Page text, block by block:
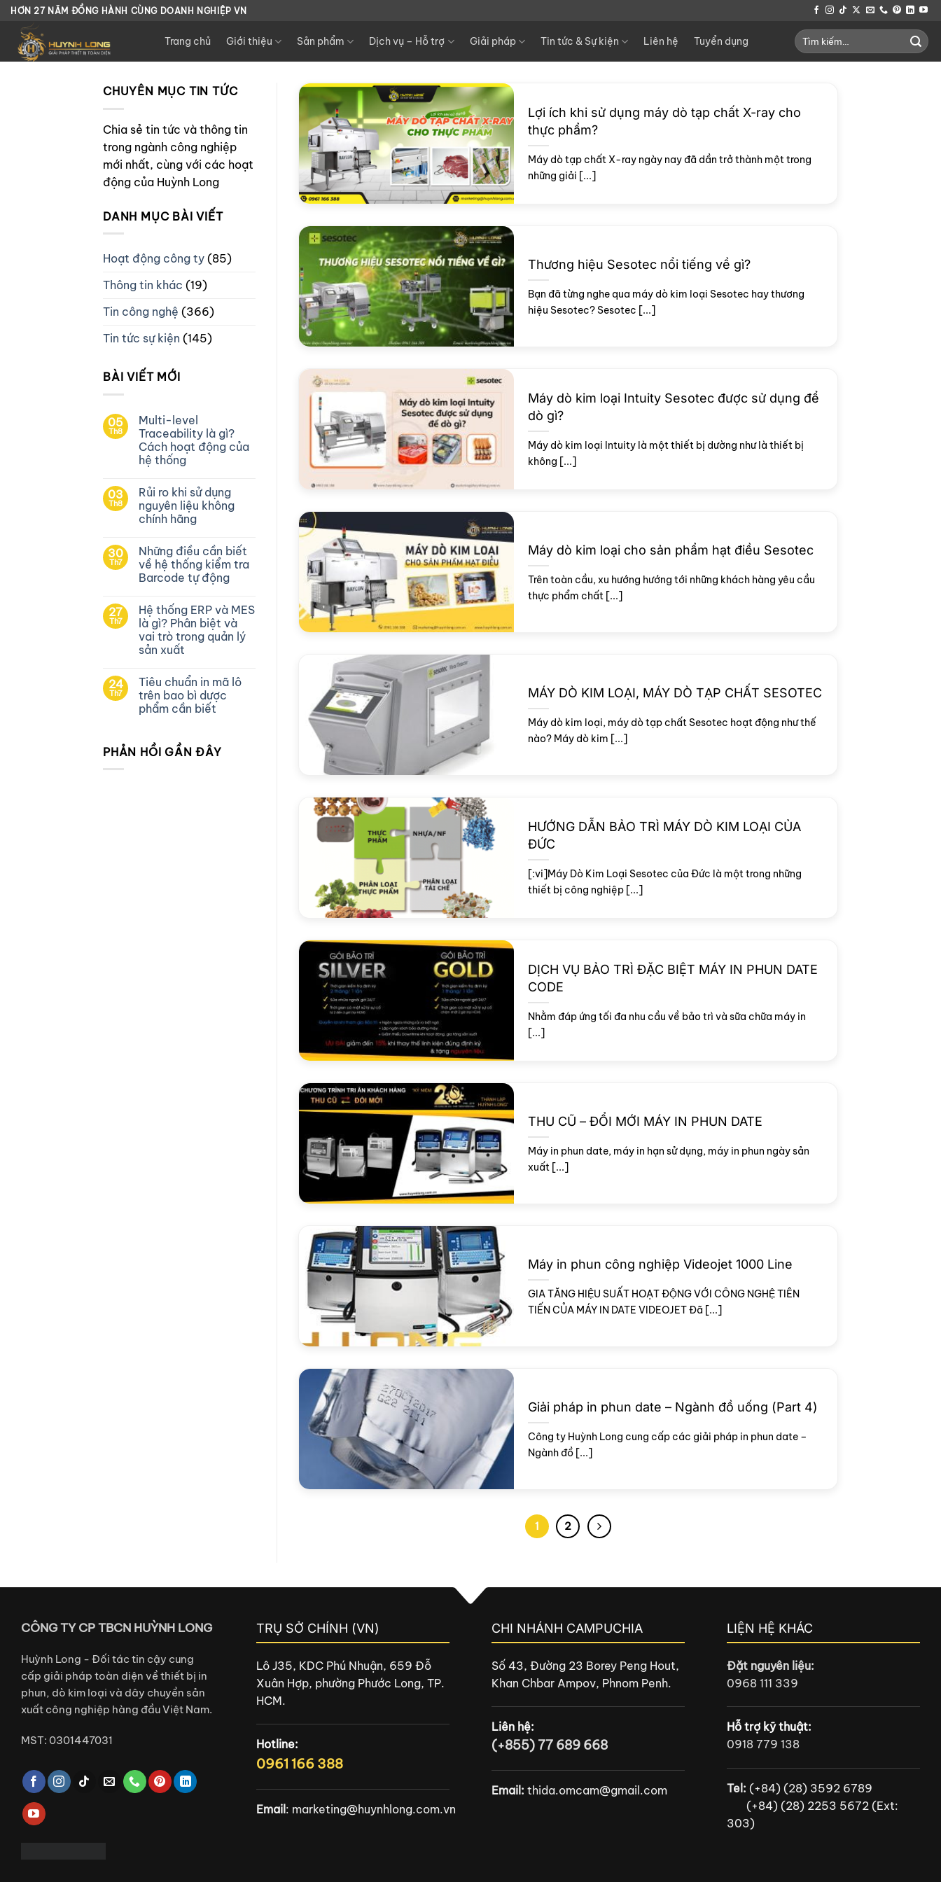
Chuyển
dung
HƠN 27 NĂM ĐỒNG HÀNH CÙNG DOANH NGHIỆP VN
Trang chủ Giới thiệu Sản phẩm Dịch vụ – Hỗ trợ Giải pháp Tin tức & Sự kiện Liên hệ Tuyển dụng
Tìm
kiếm:
CHUYÊN MỤC TIN TỨC
Chia sẻ tin tức và thông tin
trong ngành công nghiệp
mới nhất, cùng với các hoạt
động của Huỳnh Long
DANH MỤC BÀI VIẾT
Hoạt động công ty (85)
Thông tin khác (19)
Tin công nghệ (366)
Tin tức sự kiện (145)
BÀI VIẾT MỚI
05
Th8
Multi-level
Traceability là gì?
Cách hoạt động của
hệ thống
03
Th8
Rủi ro khi sử dụng
nguyên liệu không
chính hãng
30
Th7
Những điều cần biết
về hệ thống kiểm tra
Barcode tự động
27
Th7
Hệ thống ERP và MES
là gì? Phân biệt và
vai trò trong quản lý
sản xuất
24
Th7
Tiêu chuẩn in mã lô
trên bao bì dược
phẩm cần biết
PHẢN HỒI GẦN ĐÂY
Lợi ích khi sử dụng máy dò tạp chất X-ray cho
thực phẩm?
Máy dò tạp chất X-ray ngày nay đã dần trở thành một trong
những giải [...]
Thương hiệu Sesotec nổi tiếng về gì?
Bạn đã từng nghe qua máy dò kim loại Sesotec hay thương
hiệu Sesotec? Sesotec [...]
Máy dò kim loại Intuity Sesotec được sử dụng để
dò gì?
Máy dò kim loại Intuity là một thiết bị dường như là thiết bị
không [...]
Máy dò kim loại cho sản phẩm hạt điều Sesotec
Trên toàn cầu, xu hướng hướng tới những khách hàng yêu cầu
thực phẩm chất [...]
MÁY DÒ KIM LOẠI, MÁY DÒ TẠP CHẤT SESOTEC
Máy dò kim loại, máy dò tạp chất Sesotec hoạt động như thế
nào? Máy dò kim [...]
HƯỚNG DẪN BẢO TRÌ MÁY DÒ KIM LOẠI CỦA
ĐỨC
[:vi]Máy Dò Kim Loại Sesotec của Đức là một trong những
thiết bị công nghiệp [...]
DỊCH VỤ BẢO TRÌ ĐẶC BIỆT MÁY IN PHUN DATE
CODE
Nhằm đáp ứng tối đa nhu cầu về bảo trì và sữa chữa máy in
[...]
THU CŨ – ĐỔI MỚI MÁY IN PHUN DATE
Máy in phun date, máy in hạn sử dụng, máy in phun ngày sản
xuất [...]
Máy in phun công nghiệp Videojet 1000 Line
GIA TĂNG HIỆU SUẤT HOẠT ĐỘNG VỚI CÔNG NGHỆ TIÊN
TIẾN CỦA MÁY IN DATE VIDEOJET Đã [...]
Giải pháp in phun date – Ngành đồ uống (Part 4)
Công ty Huỳnh Long cung cấp các giải pháp in phun date –
Ngành đồ [...]
1 2
CÔNG TY CP TBCN HUỲNH LONG
Huỳnh Long - Đối tác tin cậy cung
cấp giải pháp toàn diện về thiết bị in
phun, dò kim loại và dây chuyền sản
xuất công nghiệp hàng đầu Việt Nam.
MST: 0301447031
TRỤ SỞ CHÍNH (VN)
Lô J35, KDC Phú Nhuận, 659 Đỗ
Xuân Hợp, phường Phước Long, TP.
HCM.
Hotline:
0961 166 388
Email : marketing@huynhlong.com.vn
CHI NHÁNH CAMPUCHIA
Số 43, Đường 23 Borey Peng Hout,
Khan Chbar Ampov, Phnom Penh.
Liên hệ:
(+855) 77 689 668
Email: thida.omcam@gmail.com
LIỆN HỆ KHÁC
Đặt nguyên liệu:
0968 111 339
Hỗ trợ kỹ thuật:
0918 779 138
Tel: (+84) (28) 3592 6789
(+84) (28) 2253 5672 (Ext:
303)